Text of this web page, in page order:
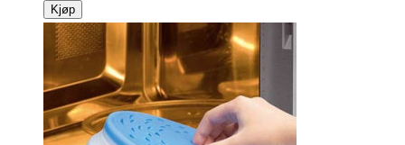
Kjøp